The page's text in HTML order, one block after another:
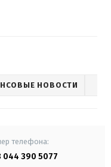
НОВОСТИ
телефона:
044 390 5077